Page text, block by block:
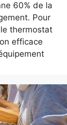
60% de la
Pour
thermostat
efficace